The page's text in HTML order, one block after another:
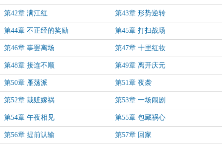
第42章 满江红 第43章 形势逆转
第44章 不正经的奖励 第45章 打扫战场
第46章 事罢离场 第47章 十里红妆
第48章 接连不顺 第49章 离开庆元
第50章 雁荡派 第51章 夜袭
第52章 栽赃嫁祸 第53章 一场闹剧
第54章 午夜相见 第55章 包藏祸心
第56章 提前认输 第57章 回家